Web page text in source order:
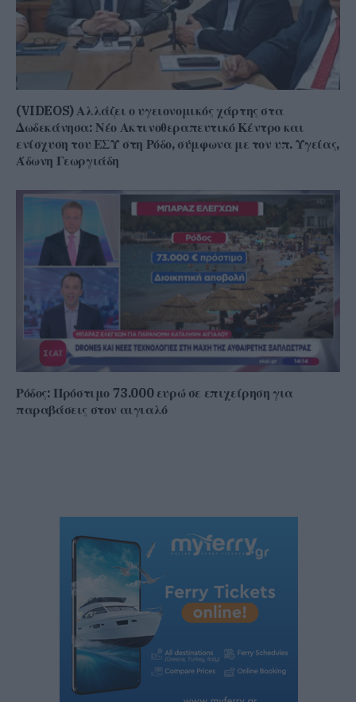
(VIDEOS) Αλλάζει ο υγειονομικός χάρτης στα
Δωδεκάνησα: Νέο Ακτινοθεραπευτικό Κέντρο και
ενίσχυση του ΕΣΥ στη Ρόδο, σύμφωνα με τον υπ. Υγείας,
Άδωνη Γεωργιάδη
Ρόδος: Πρόστιμο 73.000 ευρώ σε επιχείρηση για
παραβάσεις στον αιγιαλό